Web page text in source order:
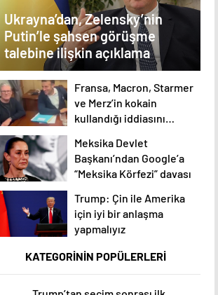
Ukrayna’dan, Zelensky’nin
Putin’le şahsen görüşme
talebine ilişkin açıklama
Fransa, Macron, Starmer
ve Merz’in kokain
kullandığı iddiasını
Meksika Devlet
Başkanı’ndan Google’a
“Meksika Körfezi” davası
Trump: Çin ile Amerika
için iyi bir anlaşma
yapmalıyız
KATEGORİNİN POPÜLERLERİ